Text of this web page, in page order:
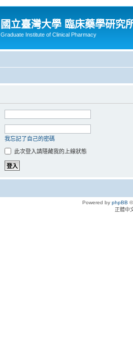
國立臺灣大學 臨床藥學研究
Graduate Institute of Clinical Pharmacy
我忘記了自己的密碼
此次登入請隱藏我的上線狀態
Powered by phpBB
正體中